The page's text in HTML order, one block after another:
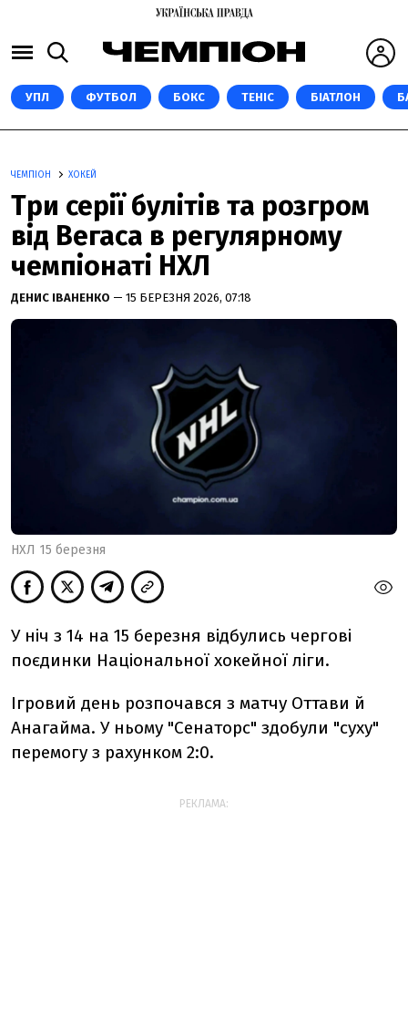
УПЛ ФУТБОЛ БОКС ТЕНІС БІАТЛОН
ЧЕМПІОН ХОКЕЙ
Три серії булітів та розгром
від Вегаса в регулярному
чемпіонаті НХЛ
ДЕНИС ІВАНЕНКО — 15 БЕРЕЗНЯ 2026, 07:18
НХЛ 15 березня
У ніч з 14 на 15 березня відбулись чергові
поєдинки Національної хокейної ліги.
Ігровий день розпочався з матчу Оттави й
Анагайма. У ньому "Сенаторс" здобули "суху"
перемогу з рахунком 2:0.
РЕКЛАМА: